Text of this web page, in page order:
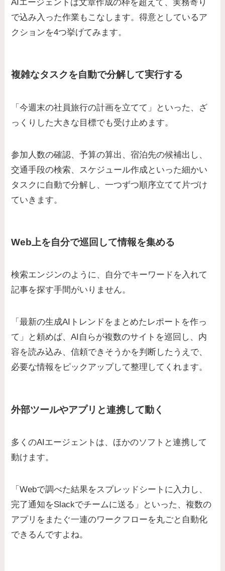
AIエージェントは文章作成の枠を超えて、実務寄り
で込み入った作業もこなします。得意としているア
クションを4つ挙げてみます。
複雑なタスクを自動で分解して実行する
「今週末の社員旅行の計画を立てて」といった、ざ
っくりした大きな目標でも受け止めます。
参加人数の確認、予算の算出、宿泊先の候補出し、
交通手段の検索、スケジュール作成といった細かい
タスクに自動で分解し、一つずつ順序立てて片づけ
ていきます。
Web上を自分で巡回して情報を集める
検索エンジンのように、自分でキーワードを入れて
記事を探す手間がいりません。
「最新の生成AIトレンドをまとめたレポートを作っ
て」と頼めば、AI自らが複数のサイトを巡回し、内
容を読み込み、信頼できそうかを判断したうえで、
必要な情報をピックアップして整理してくれます。
外部ツールやアプリと連携して動く
多くのAIエージェントは、ほかのソフトと連携して
動けます。
「Webで調べた結果をスプレッドシートに入力し、
完了通知をSlackでチームに送る」といった、複数の
アプリをまたぐ一連のワークフローを丸ごと自動化
できるんですよね。